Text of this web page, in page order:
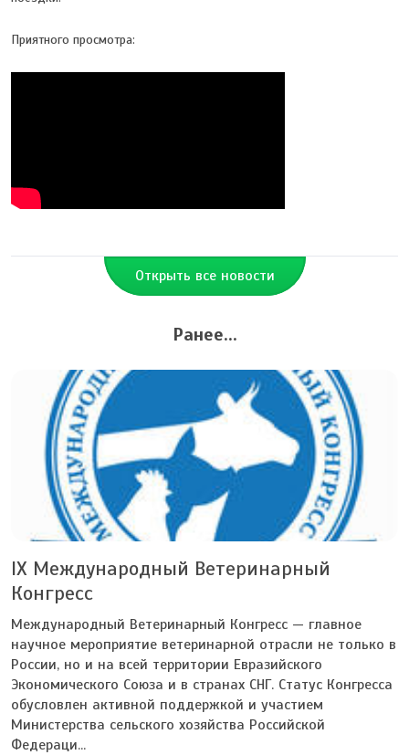
Приятного просмотра:
Открыть все новости
Ранее...
IX Международный Ветеринарный
Конгресс
Международный Ветеринарный Конгресс — главное
научное мероприятие ветеринарной отрасли не только в
России, но и на всей территории Евразийского
Экономического Союза и в странах СНГ. Статус Конгресса
обусловлен активной поддержкой и участием
Министерства сельского хозяйства Российской
Федераци...